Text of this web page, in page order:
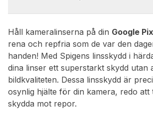
Håll kameralinserna på din Google
rena och repfria som de var den
handen! Med Spigens linsskydd i
dina linser ett superstarkt skydd utan
bildkvaliteten. Dessa linsskydd är
osynlig hjälte för din kamera, redo att
skydda mot repor.